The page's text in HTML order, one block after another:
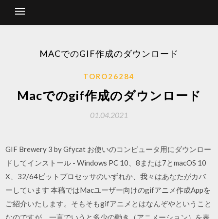
MACでのGIF作成のダウンロード
TORO26284
Macでのgif作成のダウンロード
01.04.2021
GIF Brewery 3 by Gfycat お使いのコンピュータ用にダウンロー
ドしてインストール - Windows PC 10、8または7とmacOS 10
X、32/64ビットプロセッサのいずれか、我々はあなたがカバ
ーしています 本稿ではMacユーザー向けのgifアニメ作成Appを
ご紹介いたします。そもそもgifアニメとはなんぞやということ
なのですが、一言でいうと多少の動き（アニメーション）を表